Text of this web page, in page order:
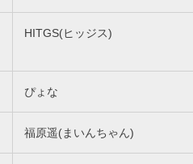
HITGS(ヒッジス)
ぴょな
福原遥(まいんちゃん)